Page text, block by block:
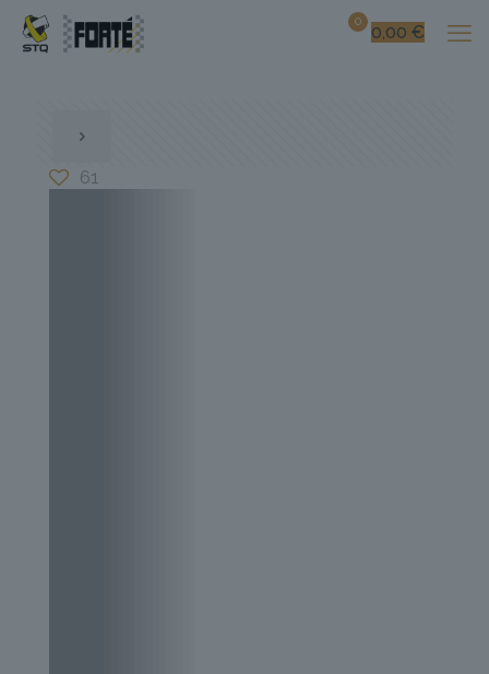
0
0,00 €
61